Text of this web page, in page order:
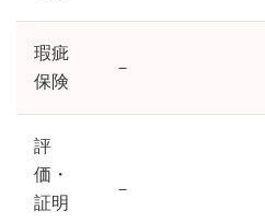
瑕疵
保険
－
評
価・
証明
－